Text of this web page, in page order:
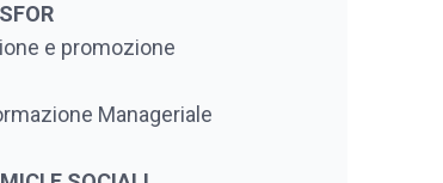
e promozione
Manageriale